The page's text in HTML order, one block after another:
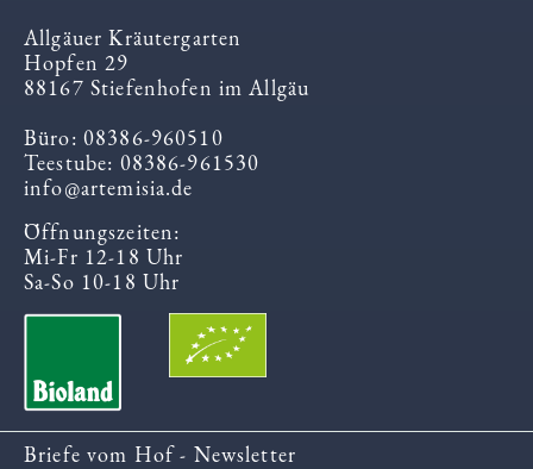
Allgäuer Kräutergarten
Hopfen 29
88167 Stiefenhofen im Allgäu
Büro: 08386-960510
Teestube: 08386-961530
info@artemisia.de
Öffnungszeiten:
Mi-Fr 12-18 Uhr
Sa-So 10-18 Uhr
Briefe vom Hof - Newsletter